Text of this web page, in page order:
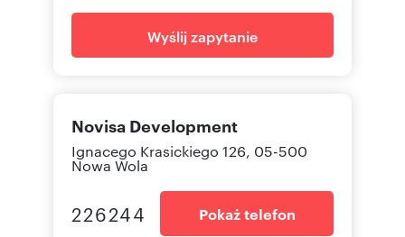
Wyślij zapytanie
Novisa Development
Ignacego Krasickiego 126, 05-500
Nowa Wola
226244 Pokaż telefon